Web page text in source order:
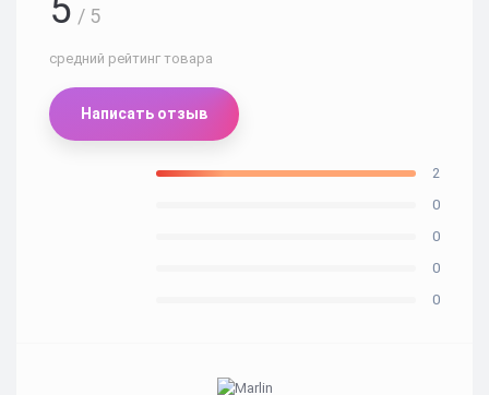
5 / 5
средний рейтинг товара
Написать отзыв
2
0
0
0
0